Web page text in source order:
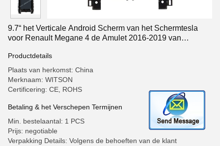
9.7“ het Verticale Android Scherm van het Schermtesla
voor Renault Megane 4 de Amulet 2016-2019 van
Productdetails
Plaats van herkomst: China
Merknaam: WITSON
Certificering: CE, ROHS
Betaling & het Verschepen Termijnen
Min. bestelaantal: 1 PCS
Prijs: negotiable
Verpakking Details: Volgens de behoeften van de klant